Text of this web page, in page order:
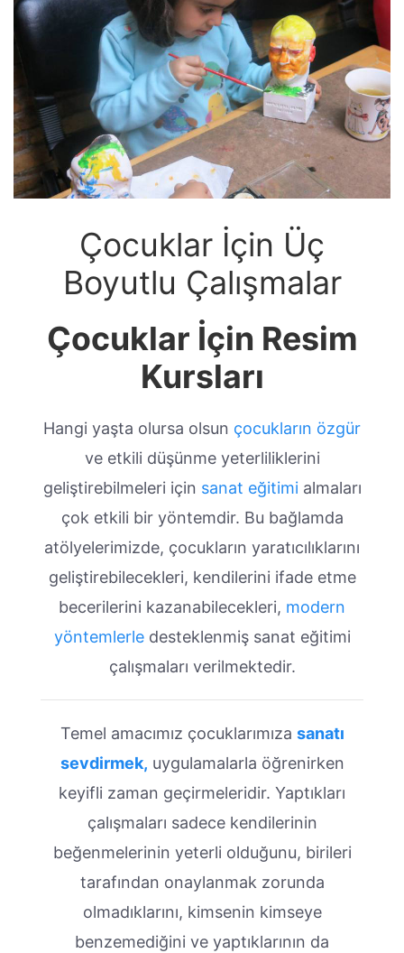
Çocuklar İçin Üç
Boyutlu Çalışmalar
Çocuklar İçin Resim
Kursları
Hangi yaşta olursa olsun çocukların özgür
ve etkili düşünme yeterliliklerini
geliştirebilmeleri için sanat eğitimialmaları
çok etkili bir yöntemdir. Bu bağlamda
atölyelerimizde, çocukların yaratıcılıklarını
geliştirebilecekleri, kendilerini ifade etme
becerilerini kazanabilecekleri, modern
yöntemlerledesteklenmiş sanat eğitimi
çalışmaları verilmektedir.
Temel amacımız çocuklarımıza sanatı
sevdirmek, uygulamalarla öğrenirken
keyifli zaman geçirmeleridir. Yaptıkları
çalışmaları sadece kendilerinin
beğenmelerinin yeterli olduğunu, birileri
tarafından onaylanmak zorunda
olmadıklarını, kimsenin kimseye
benzemediğini ve yaptıklarının da